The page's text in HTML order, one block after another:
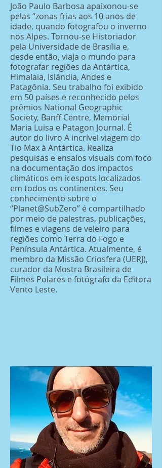
João Paulo Barbosa apaixonou-se
pelas “zonas frias aos 10 anos de
idade, quando fotografou o inverno
nos Alpes. Tornou-se Historiador
pela Universidade de Brasília e,
desde então, viaja o mundo para
fotografar regiões da Antártica,
Himalaia, Islândia, Andes e
Patagônia. Seu trabalho foi exibido
em 50 países e reconhecido pelos
prêmios National Geographic
Society, Banff Centre, Memorial
Maria Luisa e Patagon Journal. É
autor do livro A incrível viagem do
Tio Max à Antártica. Realiza
pesquisas e ensaios visuais com foco
na documentação dos impactos
climáticos em icespots localizados
em todos os continentes. Seu
conhecimento sobre o
“Planet@SubZero” é compartilhado
por meio de palestras, publicações,
filmes e viagens de veleiro para
regiões como Terra do Fogo e
Península Antártica. Atualmente, é
membro da Missão Criosfera (UERJ),
curador da Mostra Brasileira de
Filmes Polares e fotógrafo da Editora
Vento Leste.